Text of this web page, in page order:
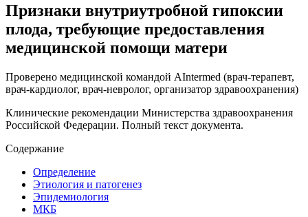
Признаки внутриутробной гипоксии
плода, требующие предоставления
медицинской помощи матери
Проверено медицинской командой AIntermed (врач-терапевт,
врач-кардиолог, врач-невролог, организатор здравоохранения)
Клинические рекомендации Министерства здравоохранения
Российской Федерации. Полный текст документа.
Содержание
Определение
Этиология и патогенез
Эпидемиология
МКБ